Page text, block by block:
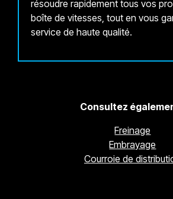
résoudre rapidement tous vos
boîte de vitesses, tout en vous
service de haute qualité.
Consultez
Freinage
Embrayage
Courroie de